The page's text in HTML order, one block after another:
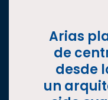
Arias
de
desde
un